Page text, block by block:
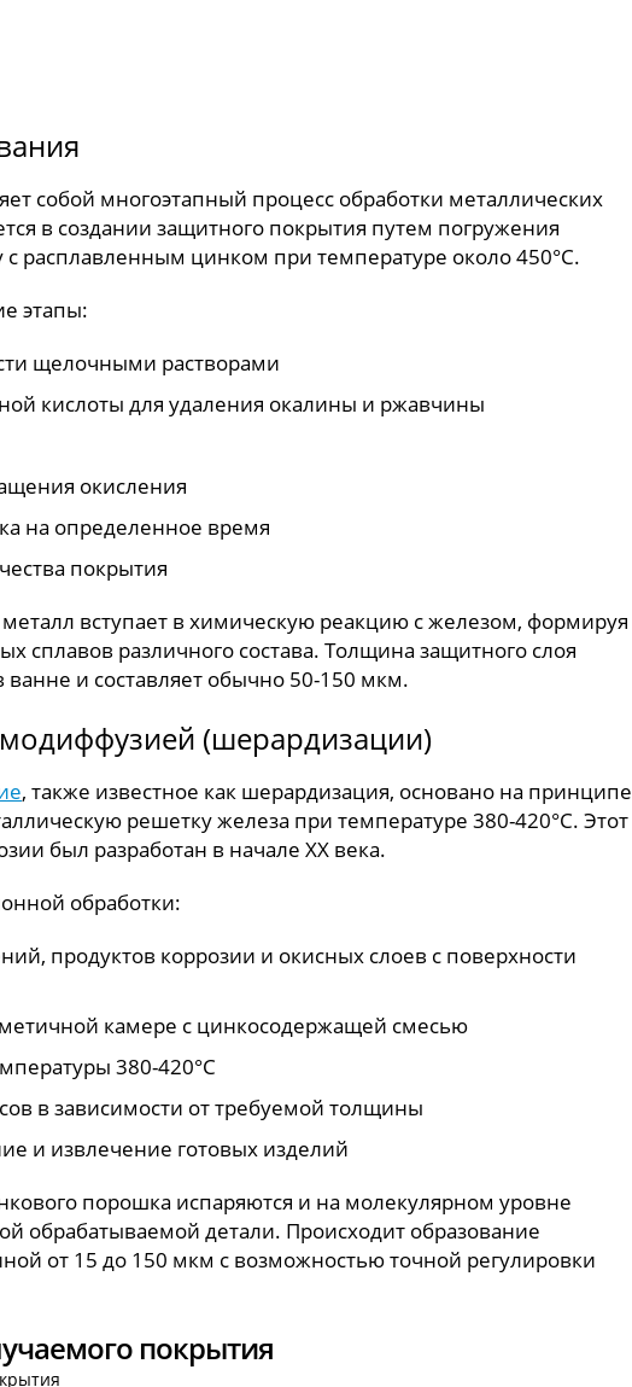
собой многоэтапный процесс обработки металлических
в создании защитного покрытия путем погружения
расплавленным цинком при температуре около 450°C.
этапы:
щелочными растворами
кислоты для удаления окалины и ржавчины
окисления
на определенное время
покрытия
вступает в химическую реакцию с железом, формируя
сплавов различного состава. Толщина защитного слоя
и составляет обычно 50-150 мкм.
(шерардизации)
, также известное как шерардизация, основано на принципе
решетку железа при температуре 380-420°C. Этот
был разработан в начале XX века.
обработки:
продуктов коррозии и окисных слоев с поверхности
камере с цинкосодержащей смесью
380-420°C
в зависимости от требуемой толщины
и извлечение готовых изделий
порошка испаряются и на молекулярном уровне
обрабатываемой детали. Происходит образование
от 15 до 150 мкм с возможностью точной регулировки
покрытия